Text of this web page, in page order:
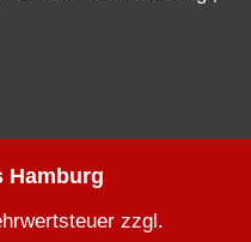
Hamburg
zzgl.